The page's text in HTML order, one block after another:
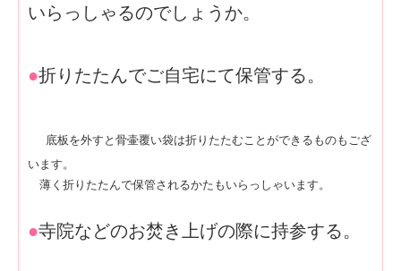
いらっしゃるのでしょうか。
●折りたたんでご自宅にて保管する。
底板を外すと骨壷覆い袋は折りたたむことができるものもござ
います。
薄く折りたたんで保管されるかたもいらっしゃいます。
●寺院などのお焚き上げの際に持参する。